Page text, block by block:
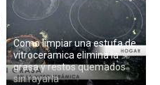
Como limpiar una estufa de
vitroceramica elimina la
grasa y restos quemados
sin rayarla